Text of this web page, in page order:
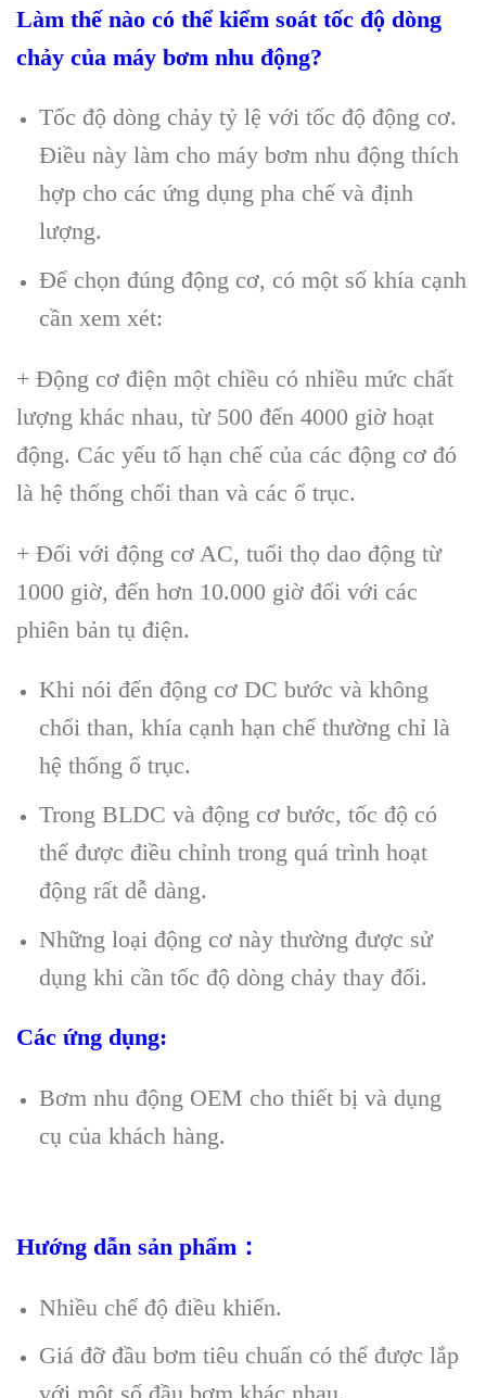
Làm thế nào có thể kiểm soát tốc độ dòng
chảy của máy bơm nhu động?
Tốc độ dòng chảy tỷ lệ với tốc độ động cơ.
Điều này làm cho máy bơm nhu động thích
hợp cho các ứng dụng pha chế và định
lượng.
Để chọn đúng động cơ, có một số khía cạnh
cần xem xét:
+ Động cơ điện một chiều có nhiều mức chất
lượng khác nhau, từ 500 đến 4000 giờ hoạt
động. Các yếu tố hạn chế của các động cơ đó
là hệ thống chổi than và các ổ trục.
+ Đối với động cơ AC, tuổi thọ dao động từ
1000 giờ, đến hơn 10.000 giờ đối với các
phiên bản tụ điện.
Khi nói đến động cơ DC bước và không
chổi than, khía cạnh hạn chế thường chỉ là
hệ thống ổ trục.
Trong BLDC và động cơ bước, tốc độ có
thể được điều chỉnh trong quá trình hoạt
động rất dễ dàng.
Những loại động cơ này thường được sử
dụng khi cần tốc độ dòng chảy thay đổi.
Các ứng dụng:
Bơm nhu động OEM cho thiết bị và dụng
cụ của khách hàng.
Hướng dẫn sản phẩm：
Nhiều chế độ điều khiển.
Giá đỡ đầu bơm tiêu chuẩn có thể được lắp